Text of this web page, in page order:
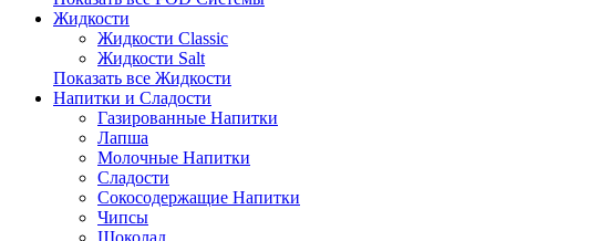
Жидкости
Жидкости Classic
Жидкости Salt
Показать все Жидкости
Напитки и Сладости
Газированные Напитки
Лапша
Молочные Напитки
Сладости
Сокосодержащие Напитки
Чипсы
Шоколад